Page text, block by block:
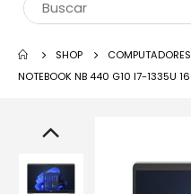
SHOP
NOTEBOOK NB 440 G10 I7-1335U